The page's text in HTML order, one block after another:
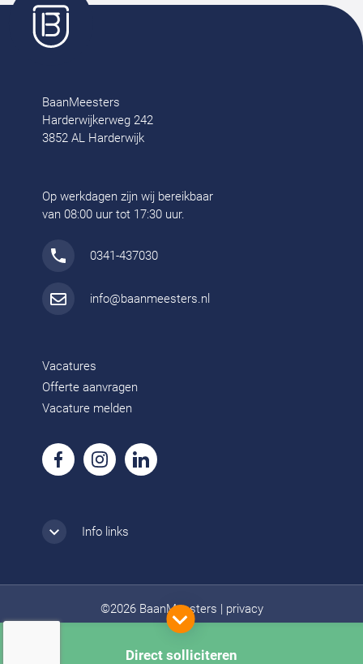
Direct solliciteren
BaanMeesters
Harderwijkerweg 242
3852 AL Harderwijk
Op werkdagen zijn wij bereikbaar
van 08:00 uur tot 17:30 uur.
0341-437030
info@baanmeesters.nl
Vacatures
Offerte aanvragen
Vacature melden
Info links
©2026 BaanMeesters privacy